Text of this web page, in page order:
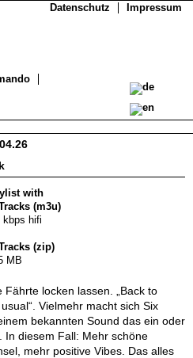
Datenschutz Impressum
with
(m3u)
kbps hifi
(zip)
MB
locken lassen. „Back to
Vielmehr macht sich Six
bekannten Sound das ein oder
In diesem Fall: Mehr schöne
mehr positive Vibes. Das alles